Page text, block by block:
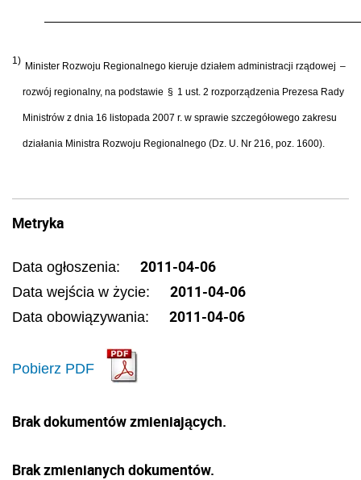
1) Minister Rozwoju Regionalnego kieruje działem administracji rządowej –
rozwój regionalny, na podstawie § 1 ust. 2 rozporządzenia Prezesa Rady
Ministrów z dnia 16 listopada 2007 r. w sprawie szczegółowego zakresu
działania Ministra Rozwoju Regionalnego (Dz. U. Nr 216, poz. 1600).
Metryka
Data ogłoszenia: 2011-04-06
Data wejścia w życie: 2011-04-06
Data obowiązywania: 2011-04-06
Pobierz PDF
Brak dokumentów zmieniających.
Brak zmienianych dokumentów.